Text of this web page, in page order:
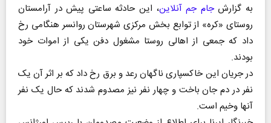
به گزارشجام جم آنلاین، این حادثه ساعتی پیش در آرامستان
روستای «کره» از توابع بخش مرکزی شهرستان روانسر هنگامی رخ
داد که جمعی از اهالی روستا مشغول دفن یکی از اموات خود
بودند.
در جریان این خاکسپاری ناگهان رعد و برق رخ داد که بر اثر آن یک
نفر در دم جان باخت و چهار نفر نیز مصدوم شدند که حال یک نفر
آنها وخیم است.